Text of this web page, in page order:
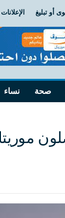
أو تبليغ الإعلانات
صحة نساء
يصلون